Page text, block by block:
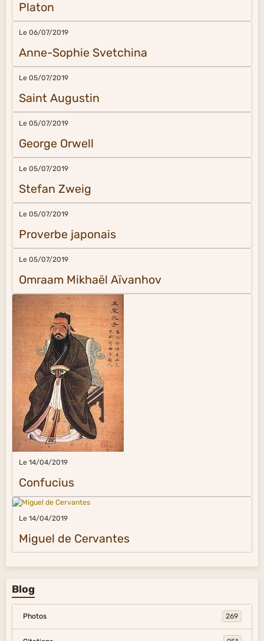
Platon
Le 06/07/2019
Anne-Sophie Svetchina
Le 05/07/2019
Saint Augustin
Le 05/07/2019
George Orwell
Le 05/07/2019
Stefan Zweig
Le 05/07/2019
Proverbe japonais
Le 05/07/2019
Omraam Mikhaël Aïvanhov
Le 14/04/2019
Confucius
Le 14/04/2019
Miguel de Cervantes
Blog
Photos 269